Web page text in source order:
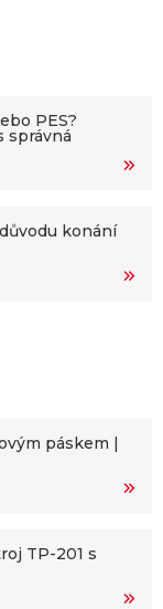
PES?
správná
konání
páskem |
TP-201 s